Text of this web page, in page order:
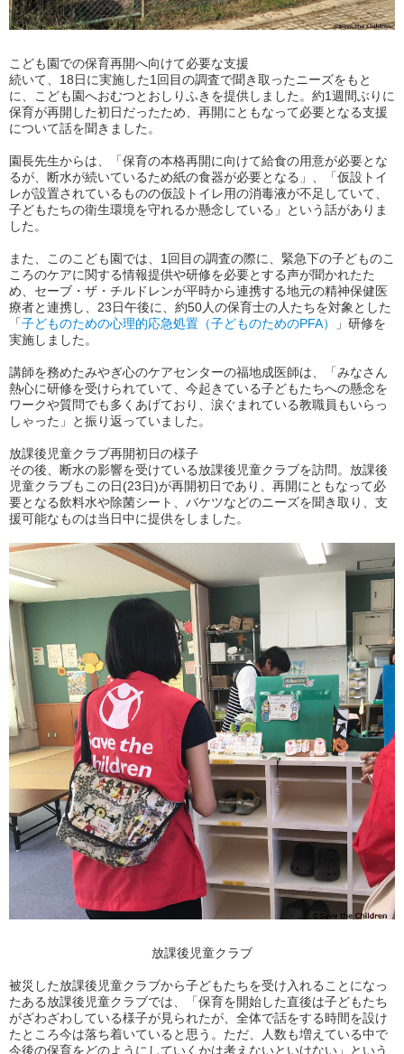
こども園での保育再開へ向けて必要な支援
続いて、18日に実施した1回目の調査で聞き取ったニーズをもと
に、こども園へおむつとおしりふきを提供しました。約1週間ぶりに
保育が再開した初日だったため、再開にともなって必要となる支援
について話を聞きました。
園長先生からは、「保育の本格再開に向けて給食の用意が必要とな
るが、断水が続いているため紙の食器が必要となる」、「仮設トイ
レが設置されているものの仮設トイレ用の消毒液が不足していて、
子どもたちの衛生環境を守れるか懸念している」という話がありま
した。
また、このこども園では、1回目の調査の際に、緊急下の子どものこ
ころのケアに関する情報提供や研修を必要とする声が聞かれたた
め、セーブ・ザ・チルドレンが平時から連携する地元の精神保健医
療者と連携し、23日午後に、約50人の保育士の人たちを対象とした
「子どものための心理的応急処置（子どものためのPFA）
」研修を
実施しました。
講師を務めたみやぎ心のケアセンターの福地成医師は、「みなさん
熱心に研修を受けられていて、今起きている子どもたちへの懸念を
ワークや質問でも多くあげており、涙ぐまれている教職員もいらっ
しゃった」と振り返っていました。
放課後児童クラブ再開初日の様子
その後、断水の影響を受けている放課後児童クラブを訪問。放課後
児童クラブもこの日(23日)が再開初日であり、再開にともなって必
要となる飲料水や除菌シート、バケツなどのニーズを聞き取り、支
援可能なものは当日中に提供をしました。
放課後児童クラブ
被災した放課後児童クラブから子どもたちを受け入れることになっ
たある放課後児童クラブでは、「保育を開始した直後は子どもたち
がざわざわしている様子が見られたが、全体で話をする時間を設け
たところ今は落ち着いていると思う。ただ、人数も増えている中で
今後の保育をどのようにしていくかは考えないといけない」という